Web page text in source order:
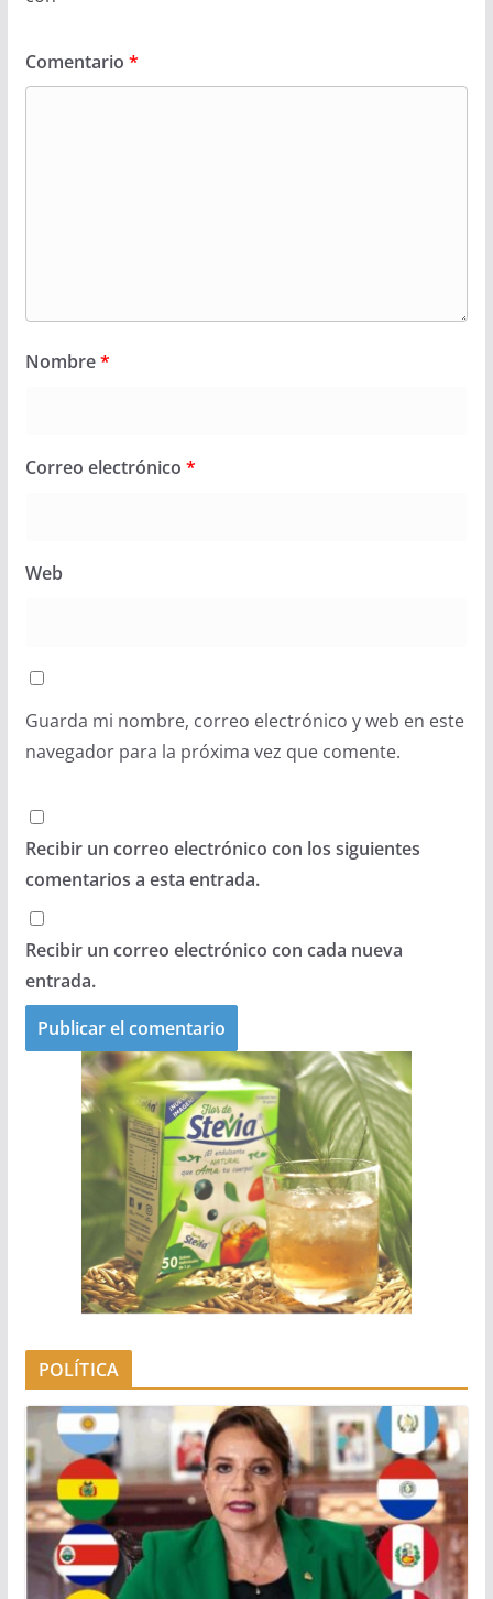
Comentario *
Nombre*
Correo electrónico *
Web
Guarda mi nombre, correo electrónico y web en este
navegador para la próxima vez que comente.
Recibir un correo electrónico con los siguientes
comentarios a esta entrada.
Recibir un correo electrónico con cada nueva
entrada.
POLÍTICA